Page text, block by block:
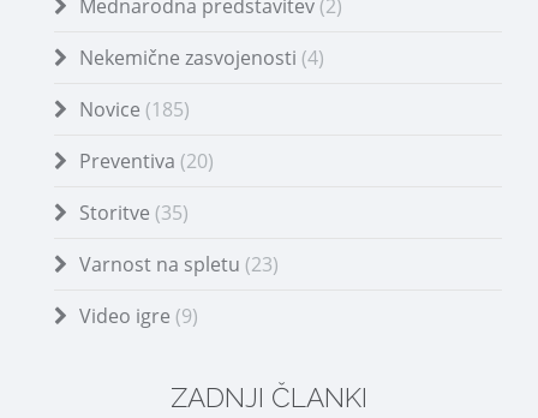
Mednarodna predstavitev (2)
Nekemične zasvojenosti (4)
Novice (185)
Preventiva (20)
Storitve (35)
Varnost na spletu (23)
Video igre (9)
ZADNJI ČLANKI